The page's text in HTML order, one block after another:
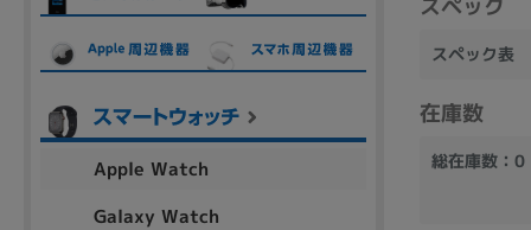
スペック
スペック表
在庫数
総在庫数：0
Apple Watch
Galaxy Watch
ランク
商品状態の絞り込み
新品/未使用 中古 新品 Aランク